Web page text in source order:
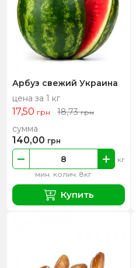
Арбуз свежий Украина
цена за 1 кг
17,50 грн 18,73грн
мин. колич. 8кг
кг
сумма
140,00 грн
Купить